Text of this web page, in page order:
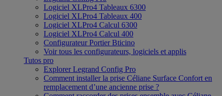
Logiciel XLPro4 Tableaux 6300
Logiciel XLPro4 Tableaux 400
Logiciel XLPro4 Calcul 6300
Logiciel XLPro4 Calcul 400
Configurateur Portier Bticino
Voir tous les configurateurs, logiciels et applis
Tutos pro
Explorer Legrand Config Pro
Comment installer la prise Céliane Surface Confort en
remplacement d’une ancienne prise ?